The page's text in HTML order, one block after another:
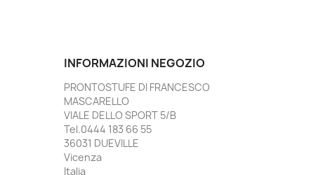
INFORMAZIONI NEGOZIO
PRONTOSTUFE DI FRANCESCO
MASCARELLO
VIALE DELLO SPORT 5/B
Tel.0444 183 66 55
36031 DUEVILLE
Vicenza
Italia